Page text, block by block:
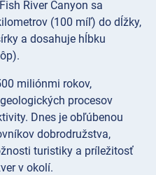
River Canyon sa
(100 míľ) do dĺžky,
a dosahuje hĺbku
miliónmi rokov,
procesov
Dnes je obľúbenou
dobrodružstva,
turistiky a príležitosť
v okolí.